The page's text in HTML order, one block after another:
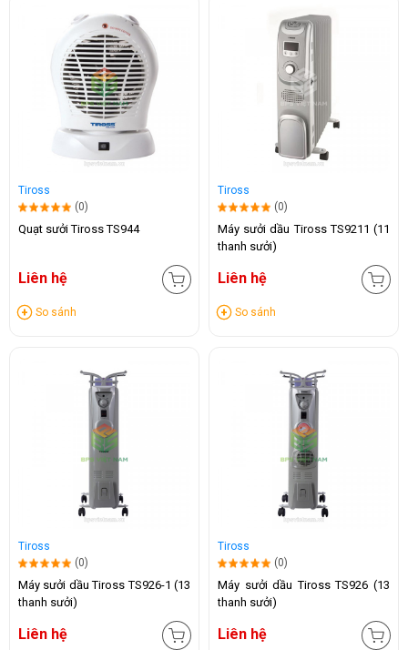
Tiross
(0)
Quạt sưởi Tiross TS944
Liên hệ
So sánh
Tiross
(0)
Máy sưởi dầu Tiross TS9211 (11
thanh sưởi)
Liên hệ
So sánh
Tiross
(0)
Máy sưởi dầu Tiross TS926-1 (13
thanh sưởi)
Liên hệ
Tiross
(0)
Máy sưởi dầu Tiross TS926 (13
thanh sưởi)
Liên hệ